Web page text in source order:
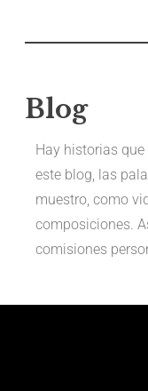
Blog
Hay historias
este blog, las
muestro, como
composiciones.
comisiones